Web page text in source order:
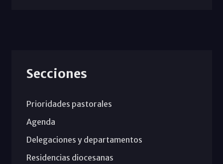
Secciones
Prioridades pastorales
Agenda
Delegaciones y departamentos
Residencias diocesanas